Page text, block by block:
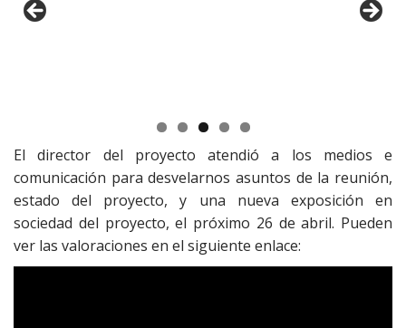
El director del proyecto atendió a los medios e
comunicación para desvelarnos asuntos de la reunión,
estado del proyecto, y una nueva exposición en
sociedad del proyecto, el próximo 26 de abril. Pueden
ver las valoraciones en el siguiente enlace: